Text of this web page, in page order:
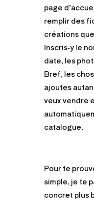
page
remplir des
créations
Inscris-y le
date, les
Bref, les
ajoutes
veux vendre
catalogue.
Pour te
simple, je te
concret plus